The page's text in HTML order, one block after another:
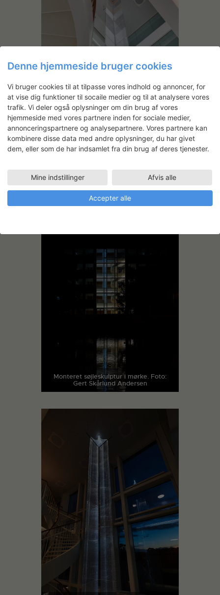
Søjleskulptur i dagslys
Monteret søjleskulptur i mørke. Foto:
Gert Skårlund Andersen
Denne hjemmeside bruger cookies
Vi bruger cookies til at tilpasse vores indhold og annoncer, for
at vise dig funktioner til socaile medier og til at analysere vores
trafik. Vi deler også oplysninger om din brug af vores
hjemmeside med vores partnere inden for sociale medier,
annonceringspartnere og analysepartnere. Vores partnere kan
kombinere disse data med andre oplysninger, du har givet
dem, eller som de har indsamlet fra din brug af deres tjenester.
Mine indstillinger Afvis alle
Accepter alle